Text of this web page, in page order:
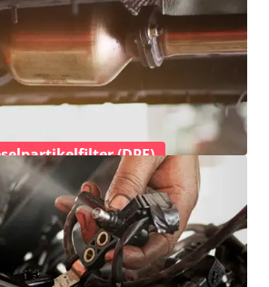
(DPF)